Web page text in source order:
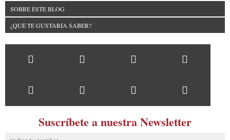
SOBRE ESTE BLOG
¿QUÉ TE GUSTARÍA SABER?
Suscríbete a nuestra Newsletter